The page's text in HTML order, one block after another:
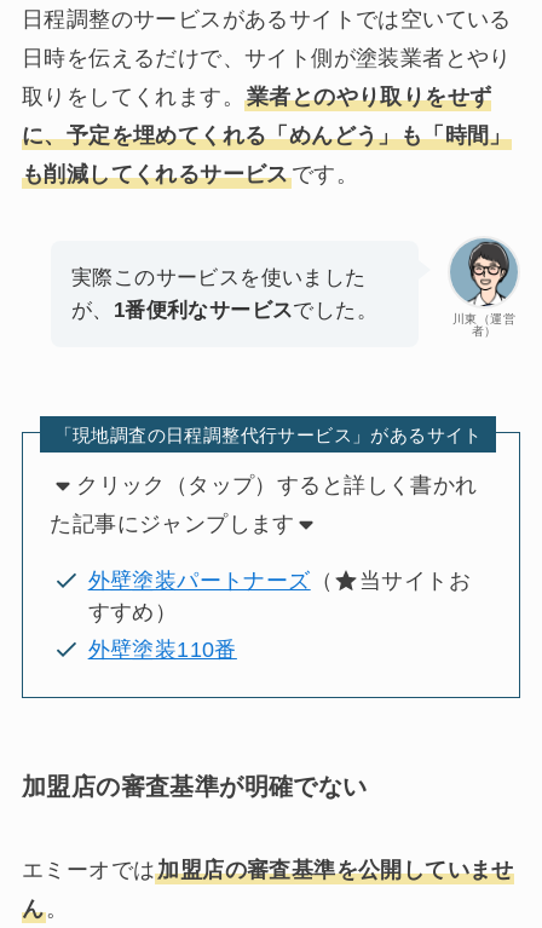
日程調整のサービスがあるサイトでは空いている
日時を伝えるだけで、サイト側が塗装業者とやり
取りをしてくれます。 業者とのやり取りをせず
に、予定を埋めてくれる「めんどう」も「時間」
も削減してくれるサービスです。
川東（運営
者）
実際このサービスを使いました
が、 1番便利なサービスでした。
「現地調査の日程調整代行サービス」があるサイト
クリック（タップ）すると詳しく書かれ
た記事にジャンプします
外壁塗装パートナーズ （
当サイトお
すすめ）
外壁塗装110番
加盟店の審査基準が明確でない
エミーオでは加盟店の審査基準を公開していませ
ん。